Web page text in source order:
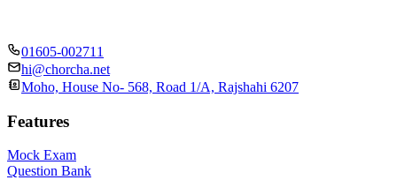
01605-002711
hi@chorcha.net
Moho, House No- 568, Road 1/A, Rajshahi 6207
Features
Mock Exam
Question Bank